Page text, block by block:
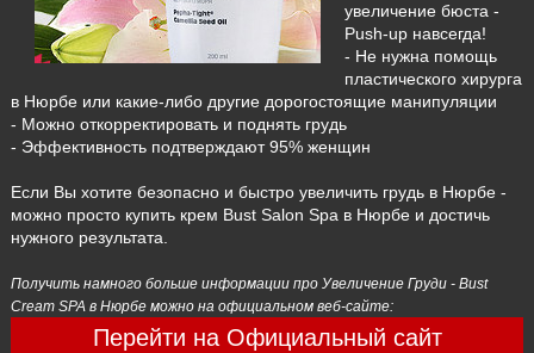
увеличение бюста -
Push-up навсегда!
- Не нужна помощь
пластического хирурга
в Нюрбе или какие-либо другие дорогостоящие манипуляции
- Можно откорректировать и поднять грудь
- Эффективность подтверждают 95% женщин
Если Вы хотите безопасно и быстро увеличить грудь в Нюрбе -
можно просто купить крем Bust Salon Spa в Нюрбе и достичь
нужного результата.
Получить намного больше информации про Увеличение Груди - Bust
Cream SPA в Нюрбе можно на официальном веб-сайте:
Перейти на Официальный сайт